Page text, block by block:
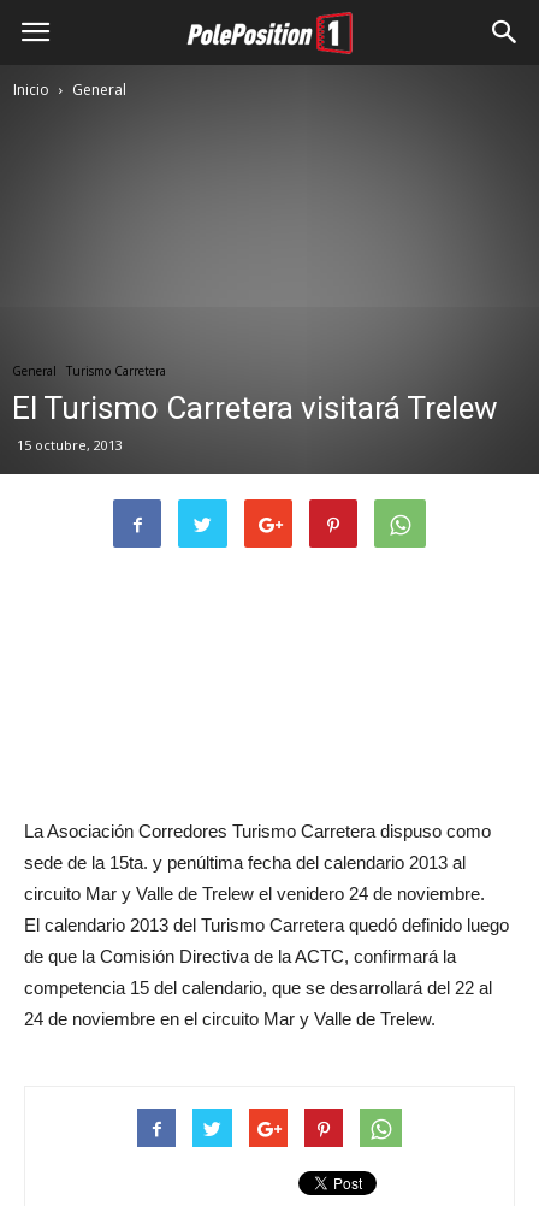
Inicio General
General Turismo Carretera
El Turismo Carretera visitará Trelew
15 octubre, 2013
La Asociación Corredores Turismo Carretera dispuso como
sede de la 15ta. y penúltima fecha del calendario 2013 al
circuito Mar y Valle de Trelew el venidero 24 de noviembre.
El calendario 2013 del Turismo Carretera quedó definido luego
de que la Comisión Directiva de la ACTC, confirmará la
competencia 15 del calendario, que se desarrollará del 22 al
24 de noviembre en el circuito Mar y Valle de Trelew.